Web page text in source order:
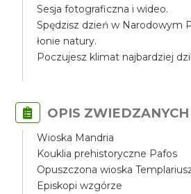
Sesja fotograficzna i wideo.
Spędzisz dzień w Narodowym
łonie natury.
Poczujesz klimat najbardziej
OPIS
Wioska Mandria
Kouklia prehistoryczne Pafos
Opuszczona wioska
Episkopi wzgórze